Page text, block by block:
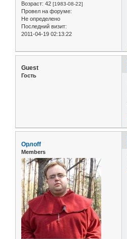
Возраст: 42 [1983-08-22]
Провел на форуме:
Не определено
Последний визит:
2011-04-19 02:13:22
Guest
Гость
Орлоff
Members